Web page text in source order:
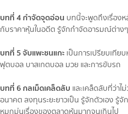
บทที่ 4 กำจัดจุดอ่อน บทนี้จะพูดถึงเรื่อง
กับราคาหุ้นในอดีต รู้จักกำจัดอารมณ์ต่า
บทที่ 5 จับแพะชนแกะ เป็นการเปรียบเทีย
ฟุตบอล บาสเกตบอล มวย และการขับรถ
บทที่ 6 กลเม็ดเคล็ดลับ และเคล็ดลับที่ว่า
อนาคต ลงทุนระยะยาวเป็น รู้จักตัวเอง รู้จั
หมกมุ่นเรื่องของตลาดหุ้นมากจนเกินไป